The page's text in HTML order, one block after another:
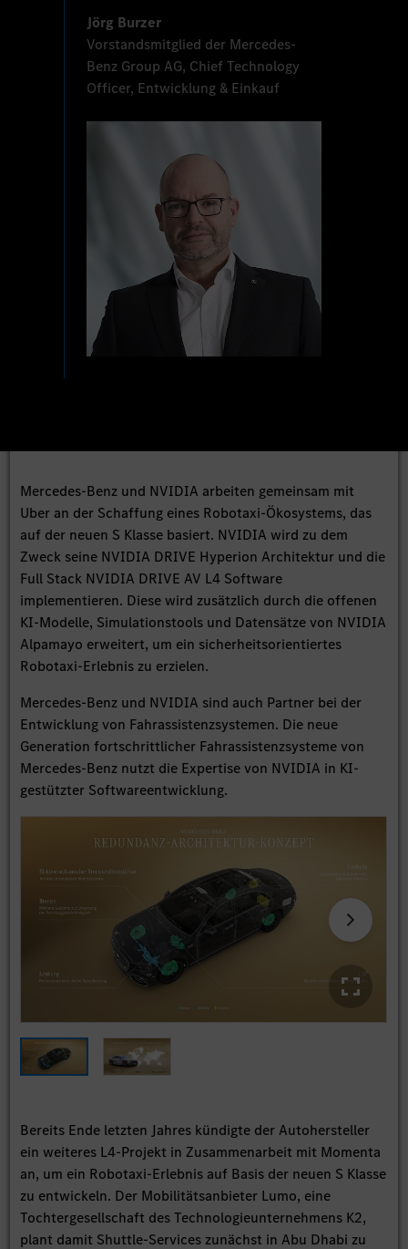
Jörg Burzer
Vorstandsmitglied der Mercedes-
Benz Group AG, Chief Technology
Officer, Entwicklung & Einkauf
Mercedes-Benz und NVIDIA arbeiten gemeinsam mit
Uber an der Schaffung eines Robotaxi-Ökosystems, das
auf der neuen S Klasse basiert. NVIDIA wird zu dem
Zweck seine NVIDIA DRIVE Hyperion Architektur und die
Full Stack NVIDIA DRIVE AV L4 Software
implementieren. Diese wird zusätzlich durch die offenen
KI-Modelle, Simulationstools und Datensätze von NVIDIA
Alpamayo erweitert, um ein sicherheitsorientiertes
Robotaxi-Erlebnis zu erzielen.
Mercedes-Benz und NVIDIA sind auch Partner bei der
Entwicklung von Fahrassistenzsystemen. Die neue
Generation fortschrittlicher Fahrassistenzsysteme von
Mercedes-Benz nutzt die Expertise von NVIDIA in KI-
gestützter Softwareentwicklung.
Bereits Ende letzten Jahres kündigte der Autohersteller
ein weiteres L4-Projekt in Zusammenarbeit mit Momenta
an, um ein Robotaxi-Erlebnis auf Basis der neuen S Klasse
zu entwickeln. Der Mobilitätsanbieter Lumo, eine
Tochtergesellschaft des Technologieunternehmens K2,
plant damit Shuttle-Services zunächst in Abu Dhabi zu